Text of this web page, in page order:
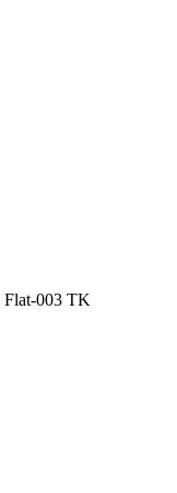
Flat-003 TK